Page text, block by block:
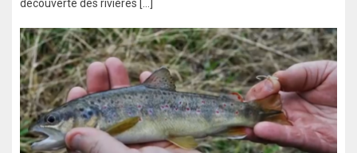
découverte des rivières […]